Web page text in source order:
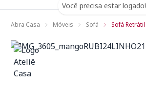
Você precisa estar logado!
Abra Casa Móveis Sofá Sofá Retrátil